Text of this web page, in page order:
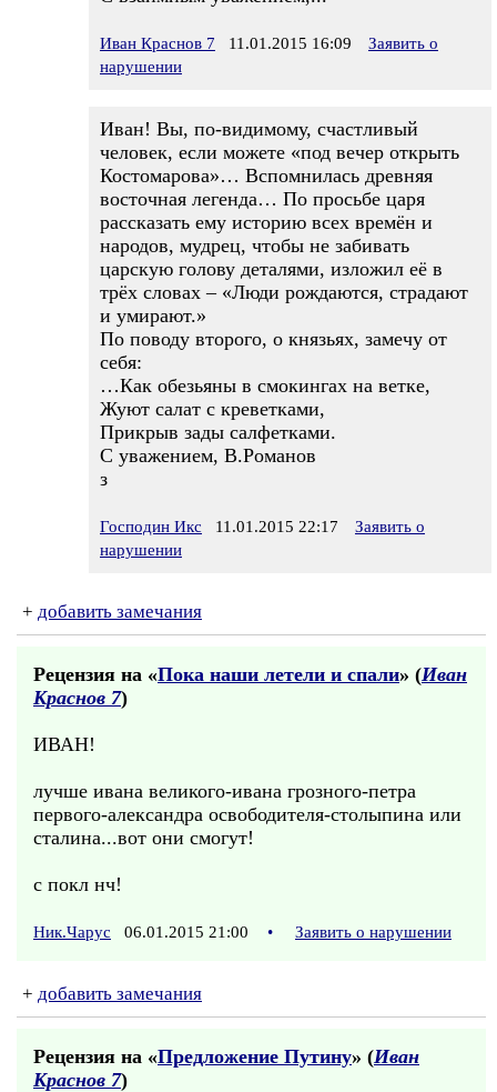
Иван Краснов 7 11.01.2015 16:09
Заявить о
нарушении
Иван! Вы, по-видимому, счастливый
человек, если можете «под вечер открыть
Костомарова»… Вспомнилась древняя
восточная легенда… По просьбе царя
рассказать ему историю всех времён и
народов, мудрец, чтобы не забивать
царскую голову деталями, изложил её в
трёх словах – «Люди рождаются, страдают
и умирают.»
По поводу второго, о князьях, замечу от
себя:
…Как обезьяны в смокингах на ветке,
Жуют салат с креветками,
Прикрыв зады салфетками.
С уважением, В.Романов
з
Господин Икс 11.01.2015 22:17
Заявить о
нарушении
+ добавить замечания
Рецензия на «Пока наши летели и спали» (Иван
Краснов 7)
ИВАН!
лучше ивана великого-ивана грозного-петра
первого-александра освободителя-столыпина или
сталина...вот они смогут!
с покл нч!
Ник.Чарус 06.01.2015 21:00 • Заявить о нарушении
+ добавить замечания
Рецензия на «Предложение Путину» (Иван
Краснов 7)